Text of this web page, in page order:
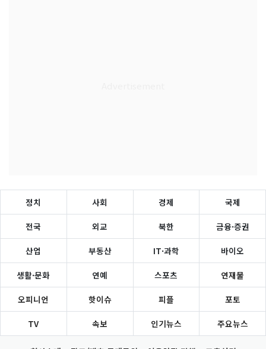
정치 사회 경제 국제
전국 외교 북한 금융·증권
산업 부동산 IT·과학 바이오
생활·문화 연예 스포츠 연재물
오피니언 핫이슈 피플 포토
TV 속보 인기뉴스 주요뉴스